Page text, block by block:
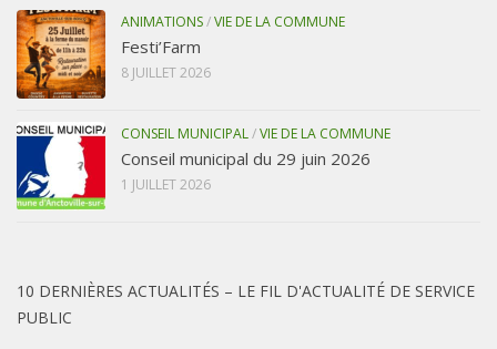
ANIMATIONS/VIE DE LA COMMUNE
Festi’Farm
8 JUILLET 2026
CONSEIL MUNICIPAL/VIE DE LA COMMUNE
Conseil municipal du 29 juin 2026
1 JUILLET 2026
10 DERNIÈRES ACTUALITÉS – LE FIL D'ACTUALITÉ DE SERVICE
PUBLIC